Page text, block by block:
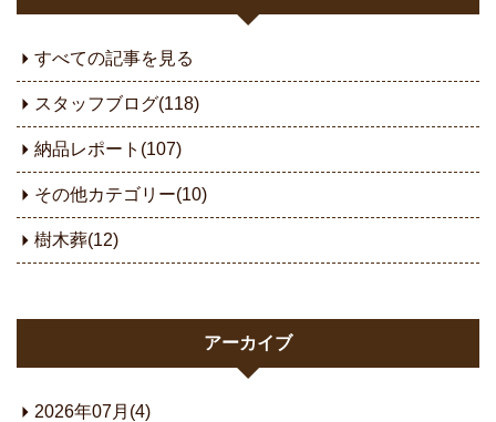
すべての記事を見る
スタッフブログ(118)
納品レポート(107)
その他カテゴリー(10)
樹木葬(12)
アーカイブ
2026年07月(4)